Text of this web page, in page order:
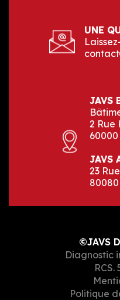
UNE
contact
JAVS
2 Rue
JAVS
23
80080
©JAVS
Diagnostic
RCS.
Politique